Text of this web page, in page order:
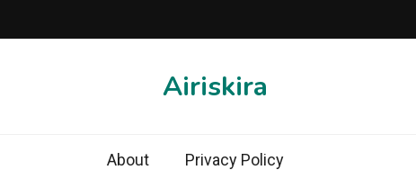
Airiskira
About Privacy Policy